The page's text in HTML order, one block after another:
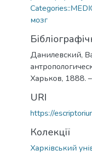
мозг
Данилевский,
Харьков, 1888.
URI
https://
Колекції
Харківський